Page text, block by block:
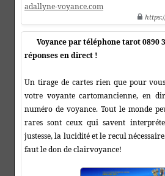
adallyne-voyance.com
https
Voyance par téléphone tarot 0890
réponses en direct !
Un tirage de cartes rien que pour
votre voyante cartomancienne, en
numéro de voyance. Tout le monde
rares sont ceux qui savent
justesse, la lucidité et le recul
faut le don de clairvoyance!